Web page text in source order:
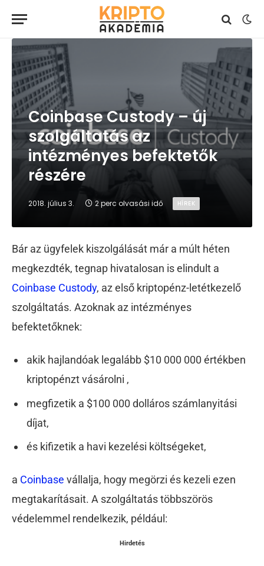
Coinbase Custody – új
szolgáltatás az
intézményes befektetők
részére
2018. július 3. 2 perc olvasási idő HÍREK
Bár az ügyfelek kiszolgálását már a múlt héten
megkezdték, tegnap hivatalosan is elindult a
Coinbase Custody, az első kriptopénz-letétkezelő
szolgáltatás. Azoknak az intézményes
befektetőknek:
akik hajlandóak legalább $10 000 000 értékben
kriptopénzt vásárolni ,
megfizetik a $100 000 dolláros számlanyitási
díjat,
és kifizetik a havi kezelési költségeket,
a Coinbase vállalja, hogy megörzi és kezeli ezen
megtakarításait. A szolgáltatás többszörös
védelemmel rendelkezik, például:
Hirdetés